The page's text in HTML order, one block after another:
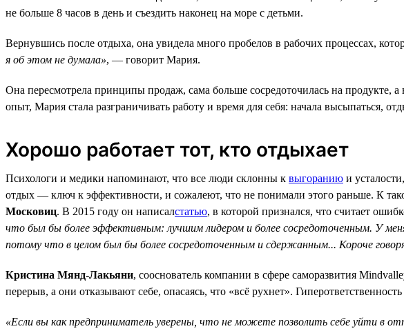
не больше 8 часов в день и съездить наконец на море с детьми.
Вернувшись после отдыха, она увидела много пробелов в рабочих процессах,
я об этом не думала», — говорит Мария.
Она пересмотрела принципы продаж, сама больше сосредоточилась на продукте, а
опыт, Мария стала разграничивать работу и время для себя: начала высыпаться,
Хорошо работает тот, кто отдыхает
Психологи и медики напоминают, что все люди склонны к выгоранию и
отдых — ключ к эффективности, и сожалеют, что не понимали этого раньше. К
Московиц. В 2015 году он написалстатью, в которой признался, что считает
что был бы более эффективным: лучшим лидером и более сосредоточенным. У
потому что в целом был бы более сосредоточенным и сдержанным... Короче
Кристина Мянд-Лакьяни, сооснователь компании в сфере саморазвития
перерыв, а они отказывают себе, опасаясь, что «всё рухнет».
«Если вы как предприниматель уверены, что не можете позволить себе уйти в